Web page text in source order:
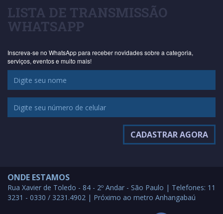
LISTA DE TRANSMISSÃO
WHATSAPP
Inscreva-se no WhatsApp para receber novidades sobre a categoria,
serviços, eventos e muito mais!
ONDE ESTAMOS
Rua Xavier de Toledo - 84 - 2º Andar - São Paulo | Telefones: 11
3231 - 0330 / 3231.4902 | Próximo ao metro Anhangabaú